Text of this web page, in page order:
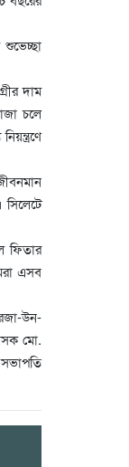
দাম
চলে
ফিতার
এসব
উন-
মো.